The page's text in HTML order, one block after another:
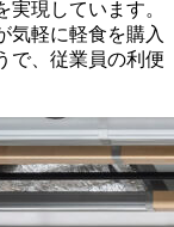
現しています。
気軽に軽食を購入
で、従業員の利便